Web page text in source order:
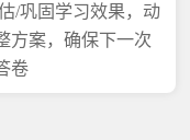
/巩固学习效果，动
方案，确保下一次
卷